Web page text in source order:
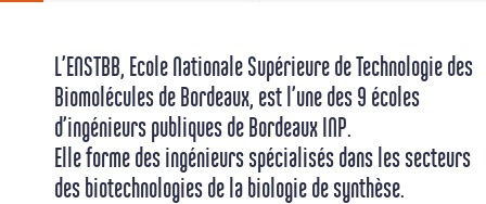
L’ENSTBB, Ecole Nationale Supérieure de Technologie des
Biomolécules de Bordeaux, est l’une des 9 écoles
d’ingénieurs publiques de Bordeaux INP.
Elle forme des ingénieurs spécialisés dans les secteurs
des biotechnologies de la biologie de synthèse.